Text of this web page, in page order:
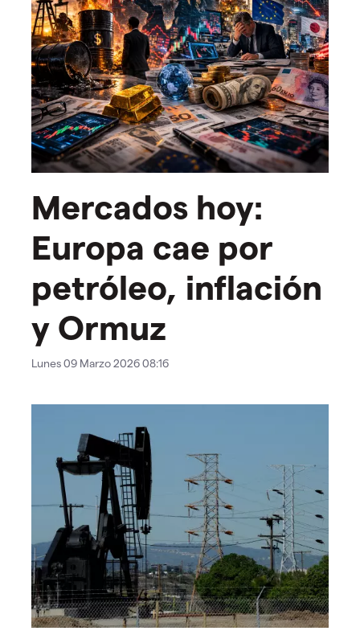
Mercados hoy:
Europa cae por
petróleo, inflación
y Ormuz
Lunes 09 Marzo 2026 08:16